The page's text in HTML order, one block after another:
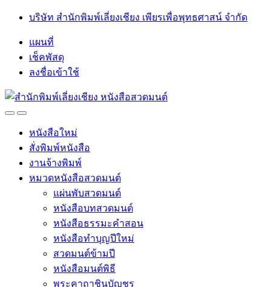
Skip
navigation
Skip
บริษัท สำนักพิมพ์เลี่ยงเชียง เพียรเพื่อพุทธศาสน์ จำกัด
แผนที่
เช็คพัสดุ
ลงชื่อเข้าใช้
OpenClose
หนังสือใหม่
สั่งพิมพ์หนังสือ
งานจ้างพิมพ์
หมวดหนังสือสวดมนต์
แผ่นพับสวดมนต์
หนังสือบทสวดมนต์
หนังสือธรรมะคำสอน
หนังสือทำบุญปีใหม่
สวดมนต์ข้ามปี
หนังสือมนต์พิธี
พระคาถาชินบัญชร